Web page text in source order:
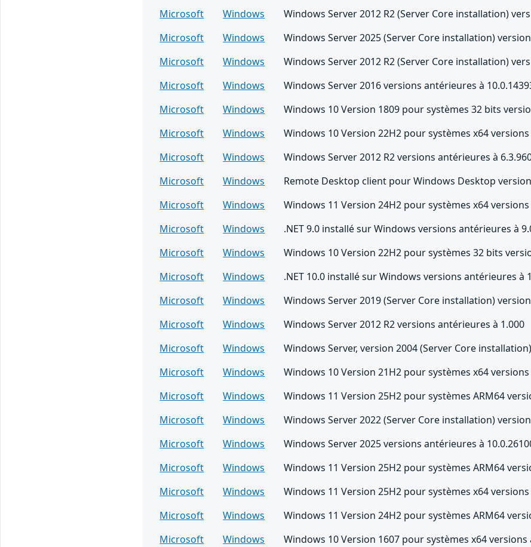
Microsoft
Windows
Windows Server 2012 R2 (Server Core installation)
Microsoft
Windows
Windows Server 2025 (Server Core installation)
Microsoft
Windows
Windows Server 2012 R2 (Server Core installation)
Microsoft
Windows
Windows Server 2016 versions antérieures à
Microsoft
Windows
Windows 10 Version 1809 pour systèmes 32 bits
Microsoft
Windows
Windows 10 Version 22H2 pour systèmes x64
Microsoft
Windows
Windows Server 2012 R2 versions antérieures à
Microsoft
Windows
Remote Desktop client pour Windows Desktop
Microsoft
Windows
Windows 11 Version 24H2 pour systèmes x64
Microsoft
Windows
.NET 9.0 installé sur Windows versions antérieures à
Microsoft
Windows
Windows 10 Version 22H2 pour systèmes 32 bits
Microsoft
Windows
.NET 10.0 installé sur Windows versions antérieures à
Microsoft
Windows
Windows Server 2019 (Server Core installation)
Microsoft
Windows
Windows Server 2012 R2 versions antérieures à 1.000
Microsoft
Windows
Windows Server, version 2004 (Server Core
Microsoft
Windows
Windows 10 Version 21H2 pour systèmes x64
Microsoft
Windows
Windows 11 Version 25H2 pour systèmes ARM64
Microsoft
Windows
Windows Server 2022 (Server Core installation)
Microsoft
Windows
Windows Server 2025 versions antérieures à
Microsoft
Windows
Windows 11 Version 25H2 pour systèmes ARM64
Microsoft
Windows
Windows 11 Version 25H2 pour systèmes x64
Microsoft
Windows
Windows 11 Version 24H2 pour systèmes ARM64
Microsoft
Windows
Windows 10 Version 1607 pour systèmes x64